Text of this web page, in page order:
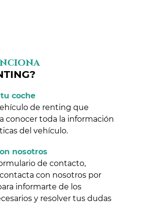
coche
de renting que
conocer toda la información
del vehículo.
nosotros
de contacto,
contacta con nosotros por
informarte de los
y resolver tus dudas